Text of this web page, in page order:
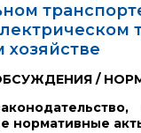
/
нормативные